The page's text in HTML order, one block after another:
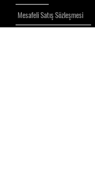
Mesafeli Satış Sözleşmesi